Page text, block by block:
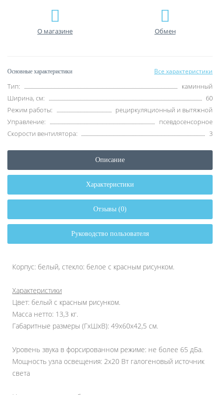
О магазине Обмен
Основные характеристики Все характеристики
Тип:
каминный
Ширина, см:
60
Режим работы:
рециркуляционный и вытяжной
Управление:
псевдосенсорное
Скорости вентилятора:
3
Описание
Характеристики
Отзывы (0)
Руководство пользователя
Корпус: белый, стекло: белое с красным рисунком.
Характеристики
Цвет: белый с красным рисунком.
Масса нетто: 13,3 кг.
Габаритные размеры (ГхШхВ): 49х60х42,5 см.
Уровень звука в форсированном режиме: не более 65 дБа.
Мощность узла освещения: 2х20 Вт галогеновый источник
света